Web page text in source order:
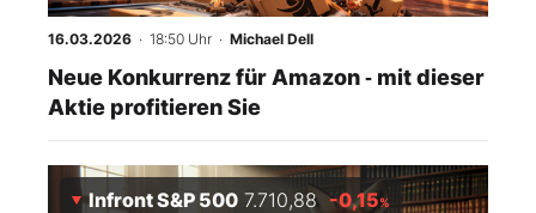
16.03.2026 · 18:50 Uhr · Michael Dell
Neue Konkurrenz für Amazon ‑ mit dieser
Aktie profitieren Sie
Infront S&P 500 7.710,88 -0,15%